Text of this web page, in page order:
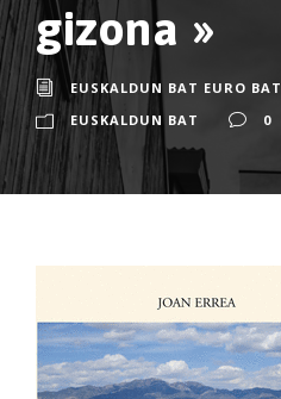
gizona »
EUSKALDUN BAT EURO BAT
EUSKALDUN BAT
0